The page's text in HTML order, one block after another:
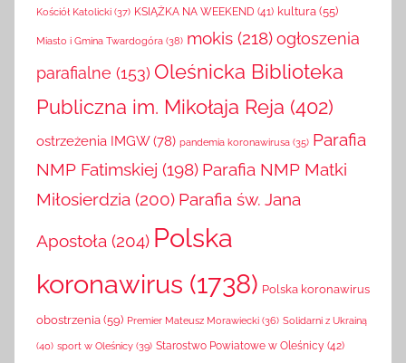
Kościół Katolicki (37) KSIĄŻKA NA WEEKEND (41) kultura (55)
Miasto i Gmina Twardogóra (38) mokis (218)ogłoszenia
parafialne (153) Oleśnicka Biblioteka
Publiczna im. Mikołaja Reja (402)
ostrzeżenia IMGW (78) pandemia koronawirusa (35) Parafia
NMP Fatimskiej (198) Parafia NMP Matki
Miłosierdzia (200) Parafia św. Jana
Apostoła (204) Polska
koronawirus (1738) Polska koronawirus
obostrzenia(59) Premier Mateusz Morawiecki (36) Solidarni z Ukrainą
(40) sport w Oleśnicy (39) Starostwo Powiatowe w Oleśnicy (42)